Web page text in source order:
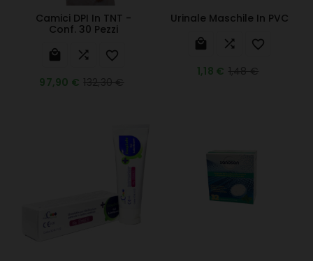
Camici DPI In TNT -
Conf. 30 Pezzi
  
97,90 €
Urinale Maschile In PVC
  
1,18 €